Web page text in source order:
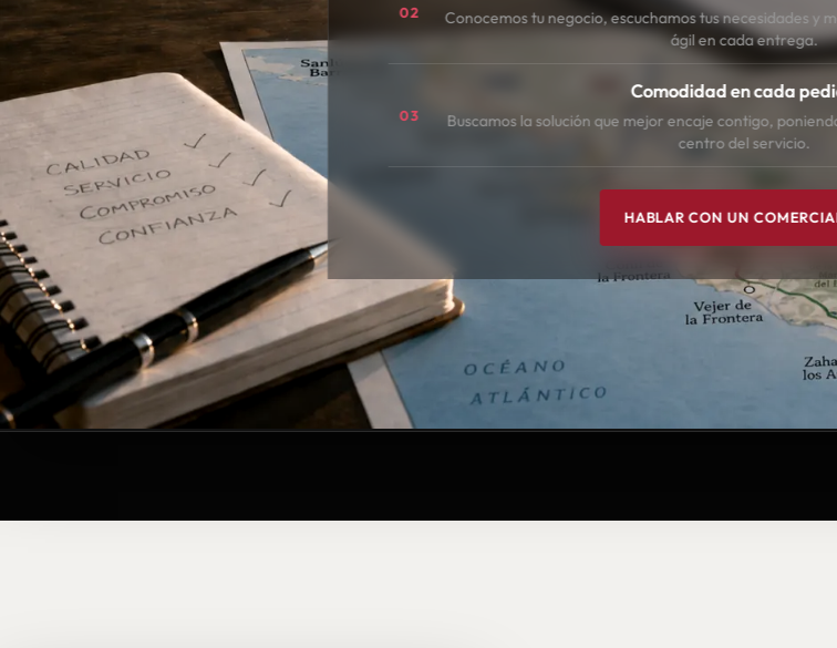
02
Conocemos tu negocio, escuchamos tus necesidades y
ágil en cada entrega.
03
Comodidad en cada
Buscamos la solución que mejor encaje contigo,
centro del servicio.
HABLAR CON UN